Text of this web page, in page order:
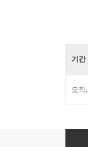
기간
오직
에